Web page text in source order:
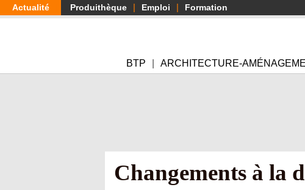
Aller
au
Actualité Produithèque Emploi Formation
BTP ARCHITECTURE-
Changements à la